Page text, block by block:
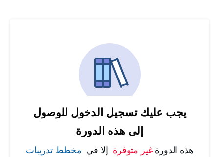
يجب عليك تسجيل الدخول للوصول
إلى هذه الدورة
هذه الدورةغير متوفرة إلا في مخطط تدريبات